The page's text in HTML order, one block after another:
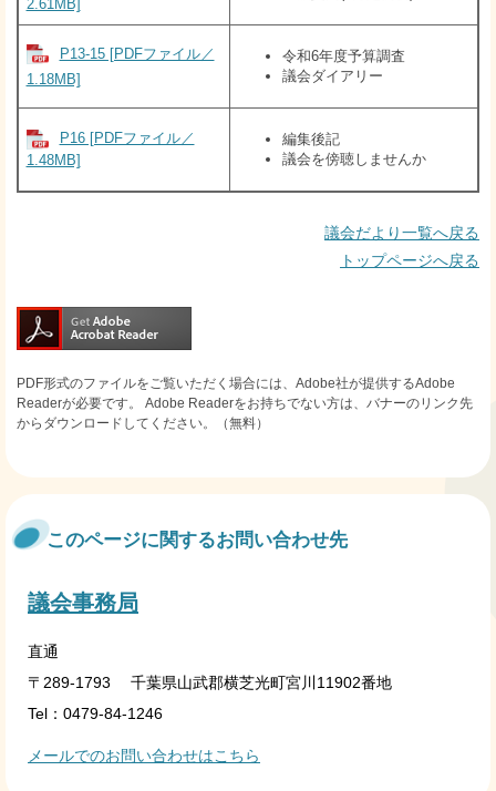
2.61MB]
P13-15 [PDFファイル／
1.18MB]
令和6年度予算調査
議会ダイアリー
P16 [PDFファイル／
1.48MB]
編集後記
議会を傍聴しませんか
議会だより一覧へ戻る
トップページへ戻る
PDF形式のファイルをご覧いただく場合には、Adobe社が提供するAdobe
Readerが必要です。
Adobe Readerをお持ちでない方は、バナーのリンク先
からダウンロードしてください。（無料）
このページに関するお問い合わせ先
議会事務局
直通
〒289-1793
千葉県山武郡横芝光町宮川11902番地
Tel：0479-84-1246
メールでのお問い合わせはこちら